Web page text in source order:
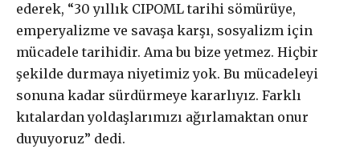
ederek, “30 yıllık CIPOML tarihi sömürüye,
emperyalizme ve savaşa karşı, sosyalizm için
mücadele tarihidir. Ama bu bize yetmez. Hiçbir
şekilde durmaya niyetimiz yok. Bu mücadeleyi
sonuna kadar sürdürmeye kararlıyız. Farklı
kıtalardan yoldaşlarımızı ağırlamaktan onur
duyuyoruz” dedi.